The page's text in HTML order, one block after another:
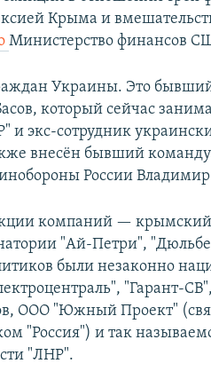
Крыма и
Министерство финансов
Украины. Это
который сейчас
и экс-сотрудник
внесён бывший
России
компаний —
"Ай-Петри",
были незаконно
"Гарант-
ООО "Южный Проект"
"Россия") и так
"ЛНР".